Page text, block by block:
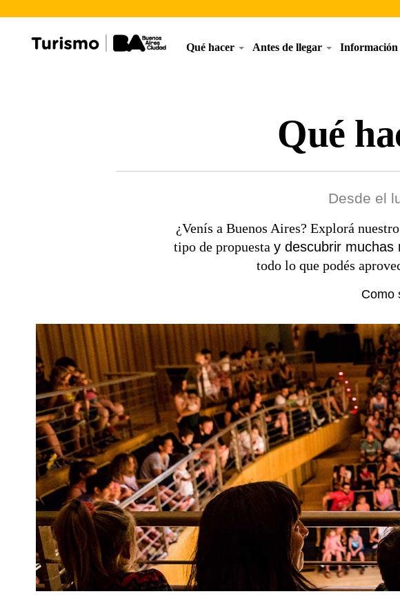
Qué hacer Antes de llegar Información
Qué
Desde el
¿Venís a Buenos Aires? Explorá
tipo de propuestay descubrir muchas
todo lo que podés
Como